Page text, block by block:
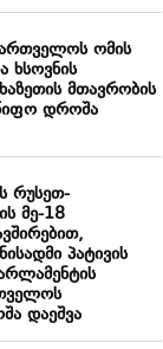
ომის
მთავრობის
დროშა
რუსეთ-
მე-18
პატივის
დაეშვა